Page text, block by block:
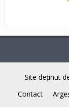
Site deţinut
Contact